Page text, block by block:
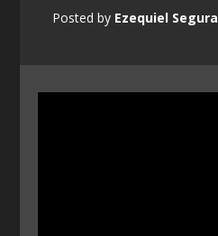
Posted by Ezequiel Segura